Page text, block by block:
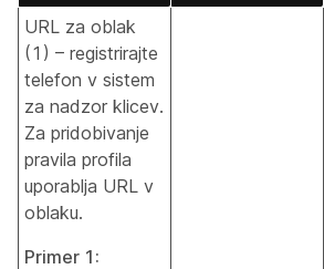
URL za oblak
(1) – registrirajte
telefon v sistem
za nadzor klicev.
Za pridobivanje
pravila profila
uporablja URL v
oblaku.
Primer 1: